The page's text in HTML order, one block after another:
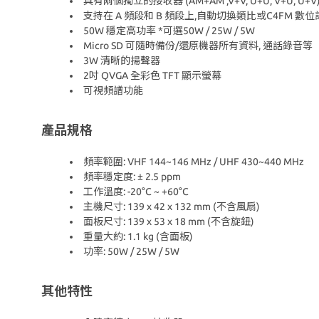
支持在 A 頻段和 B 頻段上,自動切換類比或C4FM 數位
50W 穩定高功率 *可選50W / 25W / 5W
Micro SD 可隨時備份/還原機器所有資料, 通話錄音等
3W 清晰的揚聲器
2吋 QVGA 全彩色 TFT 顯示螢幕
可視頻譜功能
產品規格
頻率範圍: VHF 144~146 MHz / UHF 430~440 MHz
頻率穩定度: ± 2.5 ppm
工作溫度: -20°C ~ +60°C
主機尺寸: 139 x 42 x 132 mm (不含風扇)
面板尺寸: 139 x 53 x 18 mm (不含旋鈕)
重量大約: 1.1 kg (含面板)
功率: 50W / 25W / 5W
其他特性